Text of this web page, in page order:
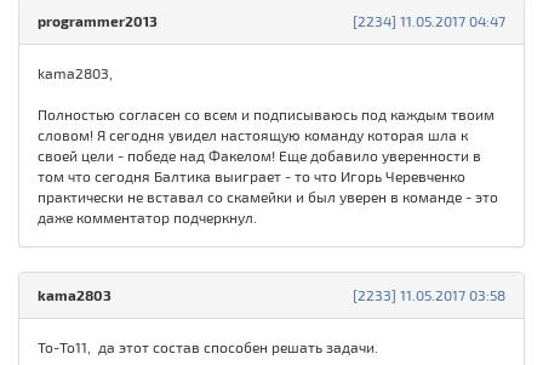
[2234] 11.05.2017 04:47
programmer2013
kama2803,
Полностью согласен со всем и подписываюсь под каждым твоим
словом! Я сегодня увидел настоящую команду которая шла к
своей цели - победе над Факелом! Еще добавило уверенности в
том что сегодня Балтика выиграет - то что Игорь Черевченко
практически не вставал со скамейки и был уверен в команде - это
даже комментатор подчеркнул.
[2233] 11.05.2017 03:58
kama2803
То-То11, да этот состав способен решать задачи.